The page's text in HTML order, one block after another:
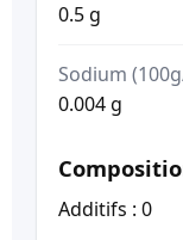
0.5 g
Sodium
0.004 g
Additifs : 0